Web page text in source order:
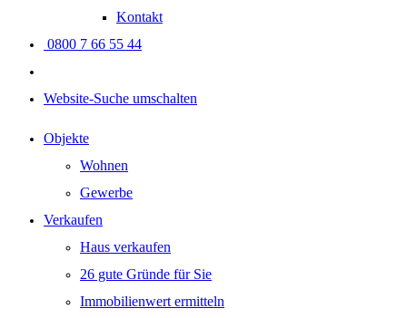
Kontakt
0800 7 66 55 44
Website-Suche umschalten
Objekte
Wohnen
Gewerbe
Verkaufen
Haus verkaufen
26 gute Gründe für Sie
Immobilienwert ermitteln